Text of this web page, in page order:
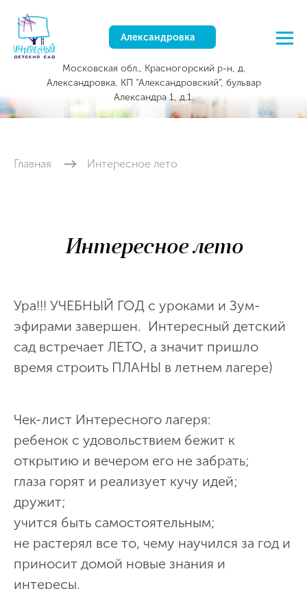
Александровка
Московская обл., Красногорский р-н, д.
Александровка, КП “Александровский”, бульвар
Александра 1, д.1.
Главная Интересное лето
Интересное лето
Ура!!! УЧЕБНЫЙ ГОД с уроками и Зум-
эфирами завершен. Интересный детский
сад встречает ЛЕТО, а значит пришло
время строить ПЛАНЫ в летнем лагере)
Чек-лист Интересного лагеря:
ребенок с удовольствием бежит к
открытию и вечером его не забрать;
глаза горят и реализует кучу идей;
дружит;
учится быть самостоятельным;
не растерял все то, чему научился за год и
приносит домой новые знания и
интересы.